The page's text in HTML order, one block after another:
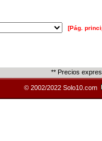
[Pág.
** Precios
© 2002/2022 Solo10.com